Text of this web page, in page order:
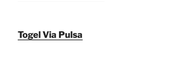
Togel Via Pulsa